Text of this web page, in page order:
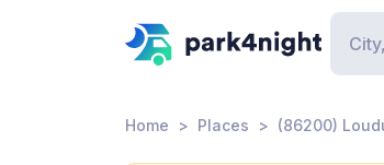
Home Places (86200)